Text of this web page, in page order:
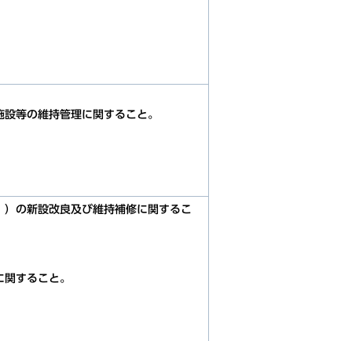
等の維持管理に関すること。
の新設改良及び維持補修に関するこ
すること。